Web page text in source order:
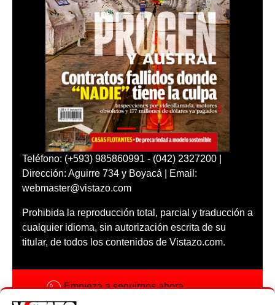
Teléfono: (+593) 985860991 - (042) 2327200 |
Dirección: Aguirre 734 y Boyacá | Email:
webmaster@vistazo.com
Prohibida la reproducción total, parcial y traducción a
cualquier idioma, sin autorización escrita de su
titular, de todos los contenidos de Vistazo.com.
Empieza a seguirnos ahora